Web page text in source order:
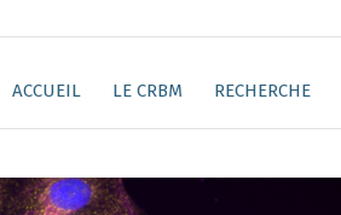
ACCUEIL LE CRBM RECHERCHE